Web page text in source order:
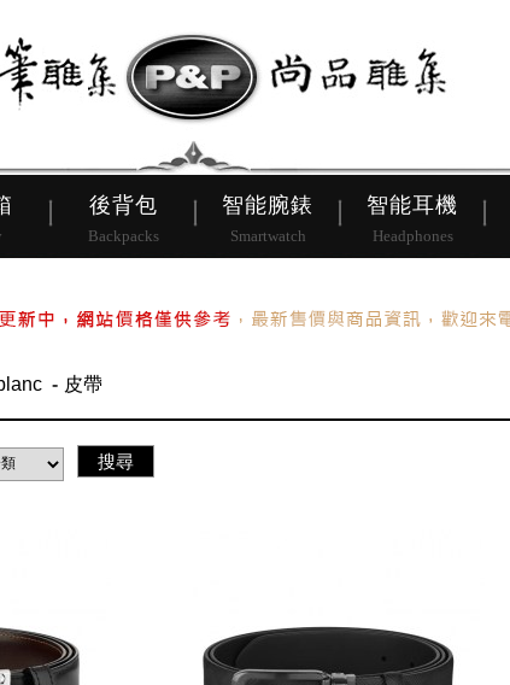
後背包
Backpacks
智能腕錶
Smartwatch
智能耳機
Headphones
行李箱 後背包
皮帶